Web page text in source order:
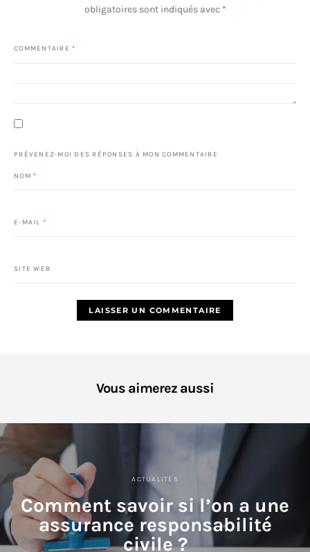
obligatoires sont indiqués avec *
COMMENTAIRE *
PRÉVENEZ-MOI DES RÉPONSES À MON COMMENTAIRE
NOM *
E-MAIL *
SITE WEB
Vous aimerez aussi
ACTUALITÉS
Comment savoir si l’on a une
assurance responsabilité
civile ?